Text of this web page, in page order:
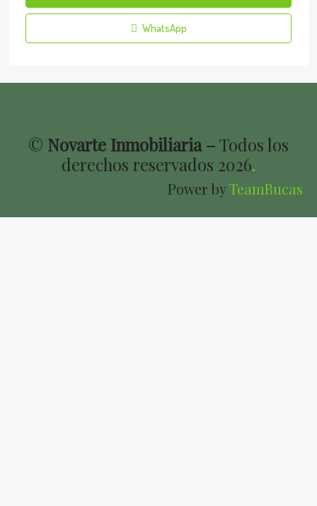
WhatsApp
© Novarte Inmobiliaria –Todos los
derechos reservados 2026.
Power byTeamBucas